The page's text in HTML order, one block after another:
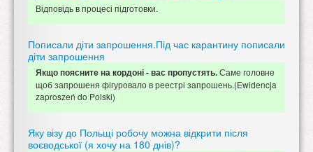
Відповідь в процесі підготовки.
Пописали діти запрошення.Під час карантину пописали
діти запрошення
Якщо поясните на кордоні - вас пропустять.Саме головне
щоб запрошеня фігуровало в реестрі запрошень.(Ewidencja
zaproszeń do Polski)
Яку візу до Польщі робочу можна відкрити після
воєводської (я хочу на 180 днів)?